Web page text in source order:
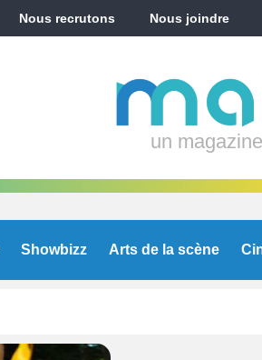
Nous recrutons Nous joindre
un
Showbizz Arts de la scène